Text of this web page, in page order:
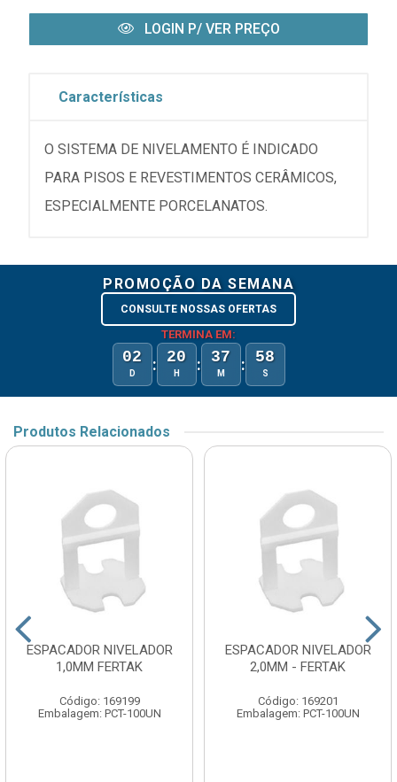
LOGIN P/ VER PREÇO
Características
O SISTEMA DE NIVELAMENTO É INDICADO
PARA PISOS E REVESTIMENTOS CERÂMICOS,
ESPECIALMENTE PORCELANATOS.
PROMOÇÃO DA SEMANA
CONSULTE NOSSAS OFERTAS
TERMINA EM:
02
D : 20
H : 37
M : 58
S
Produtos Relacionados
ESPACADOR NIVELADOR
1,0MM FERTAK
Código: 169199
Embalagem: PCT-100UN
ESPACADOR NIVELADOR
2,0MM - FERTAK
Código: 169201
Embalagem: PCT-100UN